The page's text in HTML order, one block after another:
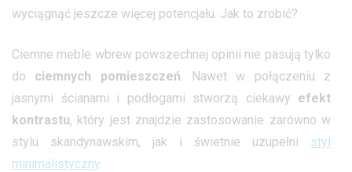
wyciągnąć jeszcze więcej potencjału. Jak to zrobić?
Ciemne meble wbrew powszechnej opinii nie pasują tylko
do ciemnych pomieszczeń . Nawet w połączeniu z
jasnymi ścianami i podłogami stworzą ciekawy efekt
kontrastu, który jest znajdzie zastosowanie zarówno w
stylu skandynawskim, jak i świetnie uzupełni styl
minimalistyczny